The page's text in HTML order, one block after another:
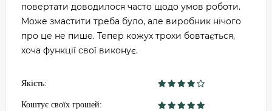
повертати доводилося часто щодо умов роботи.
Може змастити треба було, але виробник нічого
про це не пише. Тепер кожух трохи бовтається,
хоча функції свої виконує.
Якість:
Коштує своїх грошей: